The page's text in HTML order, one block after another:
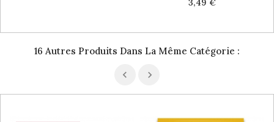
3,49 €
16 Autres Produits Dans La Même Catégorie :